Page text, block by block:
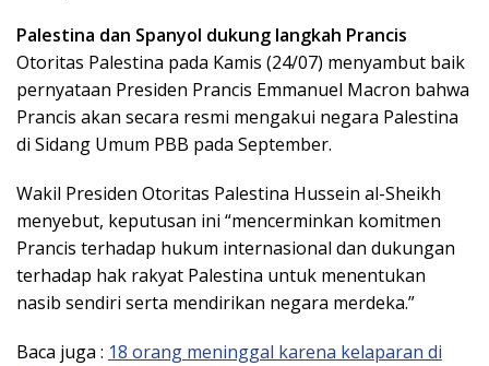
Palestina dan Spanyol dukung langkah Prancis
Otoritas Palestina pada Kamis (24/07) menyambut baik
pernyataan Presiden Prancis Emmanuel Macron bahwa
Prancis akan secara resmi mengakui negara Palestina
di Sidang Umum PBB pada September.
Wakil Presiden Otoritas Palestina Hussein al-Sheikh
menyebut, keputusan ini “mencerminkan komitmen
Prancis terhadap hukum internasional dan dukungan
terhadap hak rakyat Palestina untuk menentukan
nasib sendiri serta mendirikan negara merdeka.”
Baca juga : 18 orang meninggal karena kelaparan di